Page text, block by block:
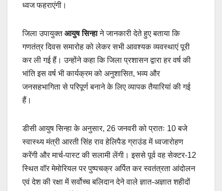
ध्वज फहराएंगी।
जिला उपायुक्तआयुष सिन्हाने जानकारी देते हुए बताया कि
गणतंत्र दिवस समारोह को लेकर सभी आवश्यक व्यवस्थाएं पूरी
कर ली गई हैं। उन्होंने कहा कि जिला प्रशासन द्वारा हर वर्ष की
भांति इस वर्ष भी कार्यक्रम को अनुशासित, भव्य और
जनसहभागिता से परिपूर्ण बनाने के लिए व्यापक तैयारियां की गई
हैं।
डीसी आयुष सिन्हा के अनुसार, 26 जनवरी को प्रातः 10 बजे
स्वास्थ्य मंत्री आरती सिंह राव हेलिपैड ग्राउंड में ध्वजारोहण
करेंगी और मार्च-पास्ट की सलामी लेंगी। इससे पूर्व वह सेक्टर-12
स्थित वॉर मेमोरियल पर पुष्पचक्र अर्पित कर स्वतंत्रता आंदोलन
एवं देश की रक्षा में सर्वोच्च बलिदान देने वाले ज्ञात-अज्ञात शहीदों